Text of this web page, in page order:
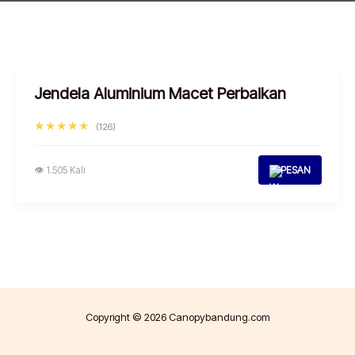
Jendela Aluminium Macet Perbaikan
★★★★★ (126)
👁 1.505 Kali PESAN
Copyright © 2026 Canopybandung.com